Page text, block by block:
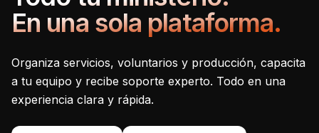
En una sola plataforma.
Organiza servicios, voluntarios y producción, capacita
a tu equipo y recibe soporte experto. Todo en una
experiencia clara y rápida.